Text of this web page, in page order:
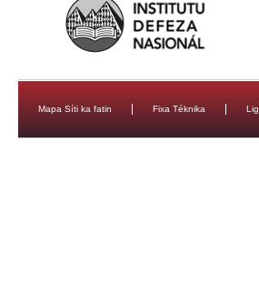
Mapa Síti ka fatin Fixa Téknika